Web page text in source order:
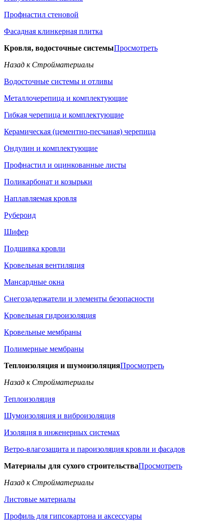
Профнастил стеновой
Фасадная клинкерная плитка
Кровля, водосточные системыПросмотреть
Назад к Стройматериалы
Водосточные системы и отливы
Металлочерепица и комплектующие
Гибкая черепица и комплектующие
Керамическая (цементно-песчаная) черепица
Ондулин и комплектующие
Профнастил и оцинкованные листы
Поликарбонат и козырьки
Наплавляемая кровля
Рубероид
Шифер
Подшивка кровли
Кровельная вентиляция
Мансардные окна
Снегозадержатели и элементы безопасности
Кровельная гидроизоляция
Кровельные мембраны
Полимерные мембраны
Теплоизоляция и шумоизоляцияПросмотреть
Назад к Стройматериалы
Теплоизоляция
Шумоизоляция и виброизоляция
Изоляция в инженерных системах
Ветро-влагозащита и пароизоляция кровли и фасадов
Материалы для сухого строительстваПросмотреть
Назад к Стройматериалы
Листовые материалы
Профиль для гипсокартона и аксессуары